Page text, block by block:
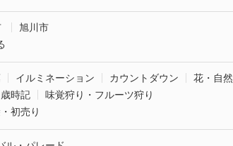
旭川市
イルミネーション カウントダウン
花・自然
時記
味覚狩り・フルーツ狩り
初売り